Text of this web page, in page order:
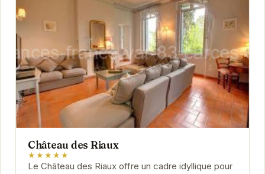
Château des Riaux
★★★★★
Le Château des Riaux offre un cadre idyllique pour